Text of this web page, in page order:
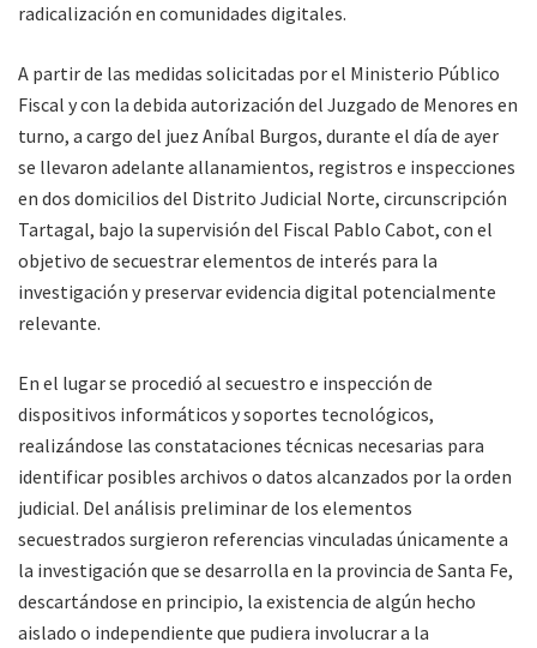
radicalización en comunidades digitales.
A partir de las medidas solicitadas por el Ministerio Público
Fiscal y con la debida autorización del Juzgado de Menores en
turno, a cargo del juez Aníbal Burgos, durante el día de ayer
se llevaron adelante allanamientos, registros e inspecciones
en dos domicilios del Distrito Judicial Norte, circunscripción
Tartagal, bajo la supervisión del Fiscal Pablo Cabot, con el
objetivo de secuestrar elementos de interés para la
investigación y preservar evidencia digital potencialmente
relevante.
En el lugar se procedió al secuestro e inspección de
dispositivos informáticos y soportes tecnológicos,
realizándose las constataciones técnicas necesarias para
identificar posibles archivos o datos alcanzados por la orden
judicial. Del análisis preliminar de los elementos
secuestrados surgieron referencias vinculadas únicamente a
la investigación que se desarrolla en la provincia de Santa Fe,
descartándose en principio, la existencia de algún hecho
aislado o independiente que pudiera involucrar a la